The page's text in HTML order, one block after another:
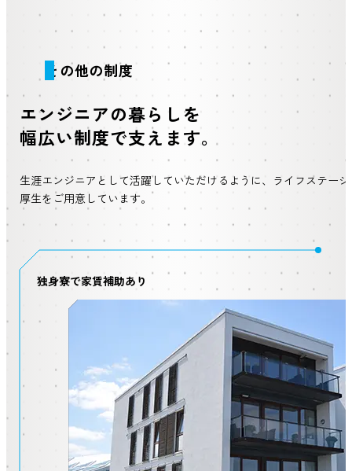
その他の制度
エンジニアの暮らしを
幅広い制度で支えます。
生涯エンジニアとして活躍していただけるように、ライフステー
厚生をご用意しています。
独身寮で家賃補助あり